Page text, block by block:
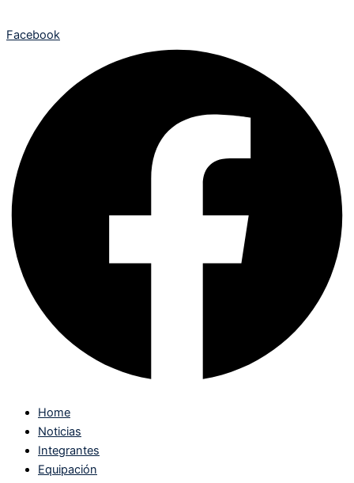
Facebook
Home
Noticias
Integrantes
Equipación